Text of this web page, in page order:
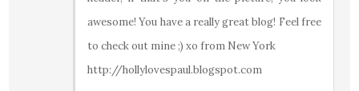
awesome! You have a really great blog! Feel free
to check out mine ;) xo from New York
http://hollylovespaul.blogspot.com